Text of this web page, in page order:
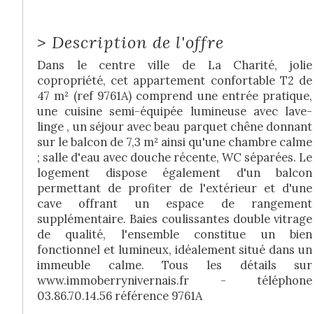
> Description de l'offre
Dans le centre ville de La Charité, jolie
copropriété, cet appartement confortable T2 de
47 m² (ref 9761A) comprend une entrée pratique,
une cuisine semi-équipée lumineuse avec lave-
linge , un séjour avec beau parquet chêne donnant
sur le balcon de 7,3 m² ainsi qu'une chambre calme
; salle d'eau avec douche récente, WC séparées. Le
logement dispose également d'un balcon
permettant de profiter de l'extérieur et d'une
cave offrant un espace de rangement
supplémentaire. Baies coulissantes double vitrage
de qualité, l'ensemble constitue un bien
fonctionnel et lumineux, idéalement situé dans un
immeuble calme. Tous les détails sur
www.immoberrynivernais.fr - téléphone
03.86.70.14.56 référence 9761A